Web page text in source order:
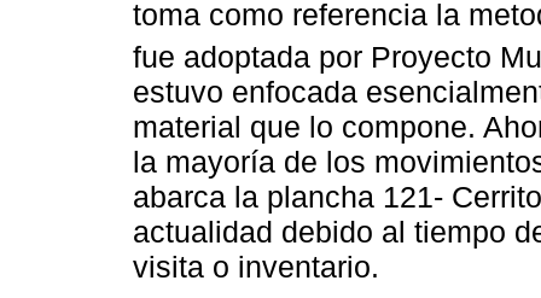
toma como referencia la
fue adoptada por Proyecto
estuvo enfocada
material que lo compone.
la mayoría de los
abarca la plancha 121-
actualidad debido al tiempo
visita o inventario.